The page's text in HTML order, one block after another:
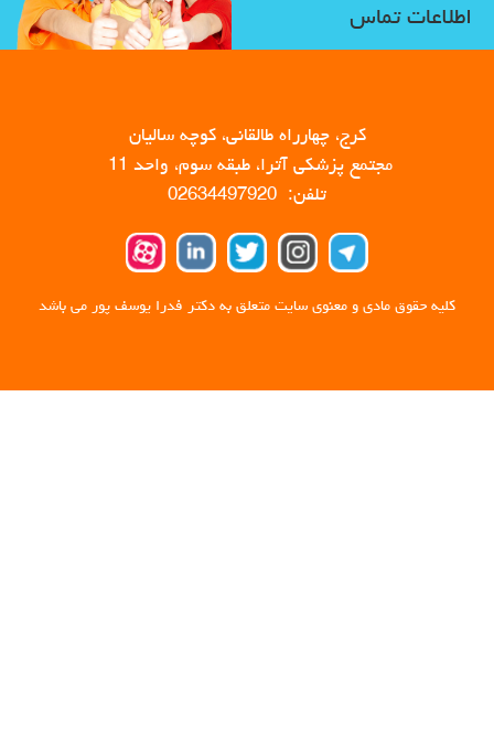
اطلاعات تماس
کرج، چهارراه طالقانی، کوچه سالیان
مجتمع پزشکی آترا، طبقه سوم، واحد 11
تلفن: 02634497920
کلیه حقوق مادی و معنوی سایت متعلق به دکتر فدرا یوسف پور می باشد